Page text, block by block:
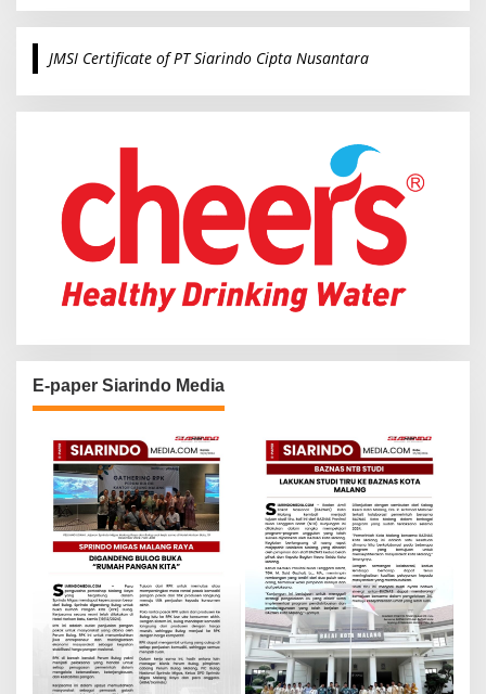
r
c
o
JMSI Certificate of PT Siarindo Cipta Nusantara
E-paper Siarindo Media